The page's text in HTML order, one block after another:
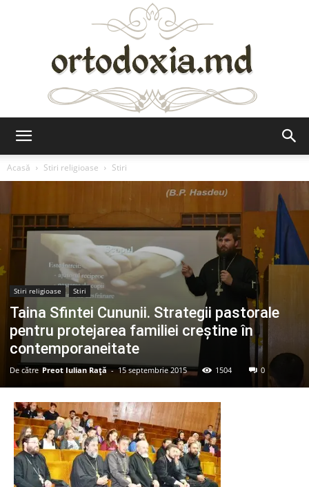
Acasă
Stiri religioase Stiri
Stiri religioase Stiri
Taina Sfintei Cununii. Strategii pastorale
pentru protejarea familiei creştine în
contemporaneitate
De către Preot Iulian Raţă - 15 septembrie 2015 1504 0